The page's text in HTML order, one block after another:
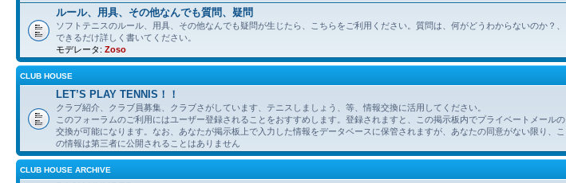
ルール、用具、その他なんでも質問、疑問
ソフトテニスのルール、用具、その他なんでも疑問が生じたら、こちらをご利用ください。質問は、何がどうわからないのか？、
できるだけ詳しく書いてください。
モデレータ: Zoso
CLUB HOUSE
LET’S PLAY TENNIS！！
クラブ紹介、クラブ員募集、クラブさがしています、テニスしましょう、等、情報交換に活用してください。
このフォーラムのご利用にはユーザー登録されることをおすすめします。登録されますと、この掲示板内でプライベートメールの
交換が可能になります。なお、あなたが掲示板上で入力した情報をデータベースに保管されますが、あなたの同意がない限り、こ
の情報は第三者に公開されることはありません
CLUB HOUSE ARCHIVE